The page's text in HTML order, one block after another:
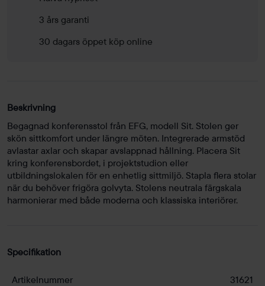
3 års garanti
30 dagars öppet köp online
Beskrivning
Begagnad konferensstol från EFG, modell Sit. Stolen ger
skön sittkomfort under längre möten. Integrerade armstöd
avlastar axlar och skapar avslappnad hållning. Placera Sit
kring konferensbordet, i projektstudion eller
utbildningslokalen för en enhetlig sittmiljö. Stapla flera stolar
när du behöver frigöra golvyta. Stolens neutrala färgskala
harmonierar med både moderna och klassiska interiörer.
Specifikation
Artikelnummer
31621